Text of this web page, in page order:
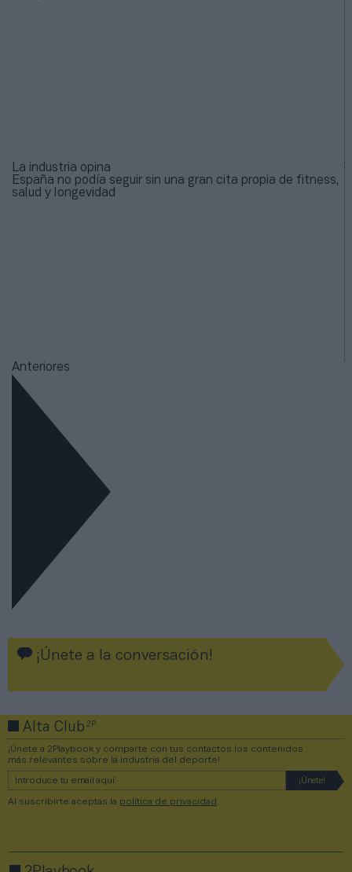
La industria opina
España no podía seguir sin una gran cita propia de fitness,
salud y longevidad
Anteriores
¡Únete a la conversación!
Alta Club2P
¡Únete a 2Playbook y comparte con tus contactos los contenidos
más relevantes sobre la industria del deporte!
Al suscribirte aceptas la política de privacidad